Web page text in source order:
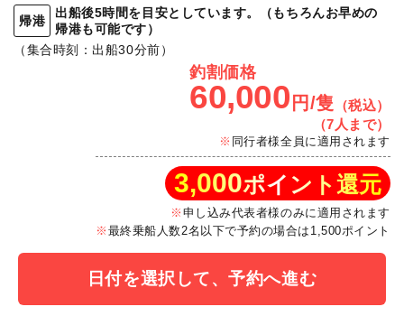
帰港
出船後5時間を目安としています。（もちろんお早めの
帰港も可能です）
（集合時刻：出船30分前）
釣割価格
60,000 円/隻
（税込）
（7人まで）
同行者様全員に適用されます
3,000ポイント還元
申し込み代表者様のみに適用されます
最終乗船人数2名以下で予約の場合は1,500ポイント
日付を選択して、予約へ進む